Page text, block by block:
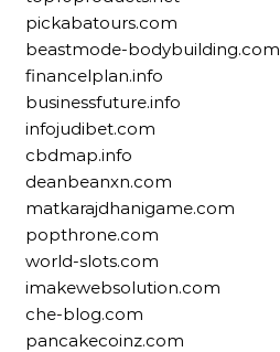
pickabatours.com
beastmode-bodybuilding.com
financelplan.info
businessfuture.info
infojudibet.com
cbdmap.info
deanbeanxn.com
matkarajdhanigame.com
popthrone.com
world-slots.com
imakewebsolution.com
che-blog.com
pancakecoinz.com